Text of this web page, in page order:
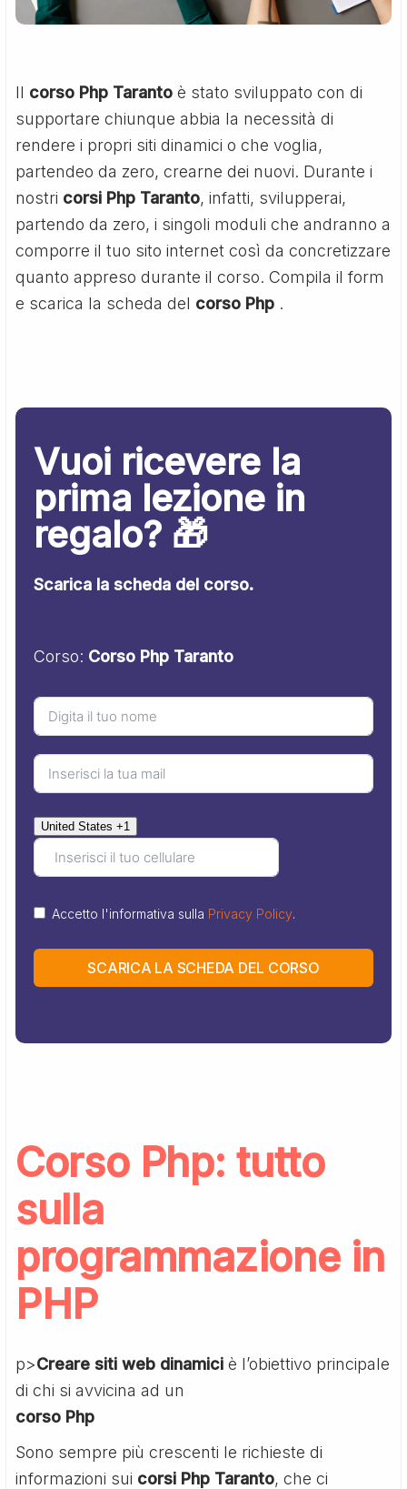
Il corso Php Taranto è stato sviluppato con di
supportare chiunque abbia la necessità di
rendere i propri siti dinamici o che voglia,
partendeo da zero, crearne dei nuovi. Durante i
nostri corsi Php Taranto, infatti, svilupperai,
partendo da zero, i singoli moduli che andranno a
comporre il tuo sito internet così da concretizzare
quanto appreso durante il corso. Compila il form
e scarica la scheda del corso Php .
Vuoi ricevere la
prima lezione in
regalo? 🎁
Scarica la scheda del corso.
Corso: Corso Php Taranto
United States +1
Accetto l'informativa sulla Privacy Policy.
SCARICA LA SCHEDA DEL CORSO
Corso Php: tutto
sulla
programmazione in
PHP
p>Creare siti web dinamici è l’obiettivo principale
di chi si avvicina ad un
corso Php
Sono sempre più crescenti le richieste di
informazioni sui corsi Php Taranto, che ci